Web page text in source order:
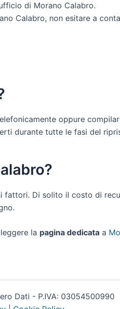
di Morano Calabro.
Calabro, non esitare a
oppure
durante tutte le fasi del
Di solito il costo di
la pagina dedicata a
Dati - P.IVA: 03054500990